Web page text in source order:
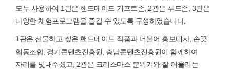
모두 사용하여 1관은 핸드메이드 기프트존, 2관은 푸드존, 3관은
다양한 체험프로그램을 즐길 수 있도록 구성하였습니다.
1관은 선물하고 싶은 핸드메이드 작품과 더불어 홍보대사, 손끗
협동조합, 경기콘텐츠진흥원, 충남콘텐츠진흥원이 함께하여
자리를 빛내주셨고, 2관은 크리스마스 분위기와 잘 어울리는